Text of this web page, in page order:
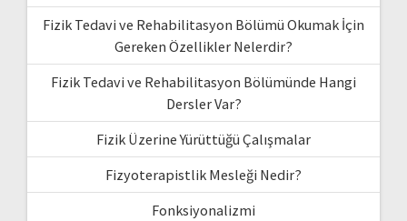
Fizik Tedavi ve Rehabilitasyon Bölümü Okumak İçin
Gereken Özellikler Nelerdir?
Fizik Tedavi ve Rehabilitasyon Bölümünde Hangi
Dersler Var?
Fizik Üzerine Yürüttüğü Çalışmalar
Fizyoterapistlik Mesleği Nedir?
Fonksiyonalizmi